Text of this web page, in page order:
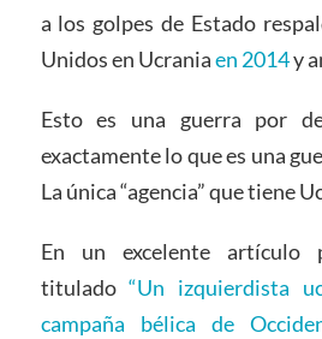
a los golpes de Estado
Unidos en Ucraniaen 2014y
Esto es una guerra por
exactamente lo que es una
La única “agencia” que tiene
En un excelente artículo
titulado“Un izquierdista
campaña bélica de